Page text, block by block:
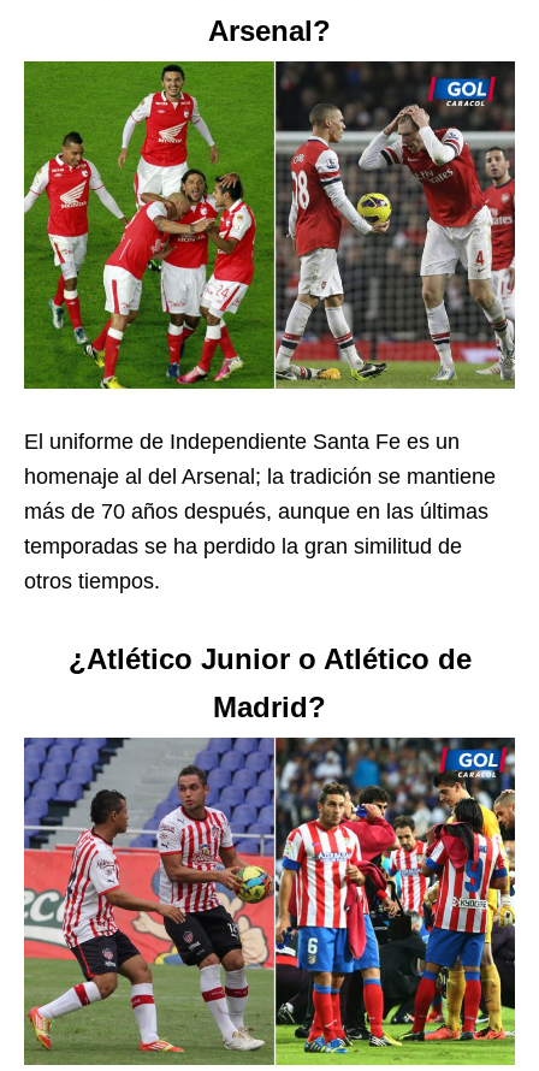
Arsenal?
El uniforme de Independiente Santa Fe es un
homenaje al del Arsenal; la tradición se mantiene
más de 70 años después, aunque en las últimas
temporadas se ha perdido la gran similitud de
otros tiempos.
¿Atlético Junior o Atlético de
Madrid?